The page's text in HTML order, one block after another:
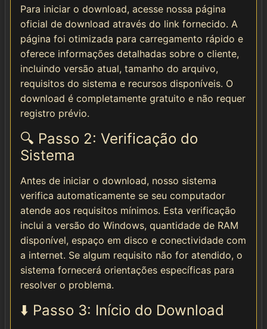
Para iniciar o download, acesse nossa página
oficial de download através do link fornecido. A
página foi otimizada para carregamento rápido e
oferece informações detalhadas sobre o cliente,
incluindo versão atual, tamanho do arquivo,
requisitos do sistema e recursos disponíveis. O
download é completamente gratuito e não requer
registro prévio.
🔍 Passo 2: Verificação do
Sistema
Antes de iniciar o download, nosso sistema
verifica automaticamente se seu computador
atende aos requisitos mínimos. Esta verificação
inclui a versão do Windows, quantidade de RAM
disponível, espaço em disco e conectividade com
a internet. Se algum requisito não for atendido, o
sistema fornecerá orientações específicas para
resolver o problema.
⬇️ Passo 3: Início do Download